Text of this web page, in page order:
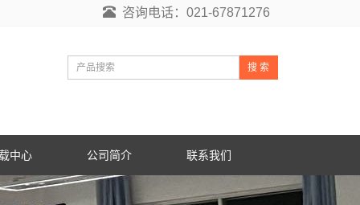
咨询电话：021-67871276
搜 索
中心 公司简介 联系我们